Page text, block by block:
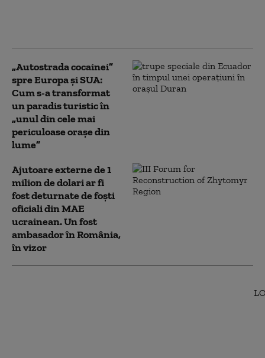
„Autostrada cocainei”
spre Europa și SUA:
Cum s-a transformat
un paradis turistic în
„unul din cele mai
periculoase orașe din
lume”
Ajutoare externe de 1
milion de dolari ar fi
fost deturnate de foști
oficiali din MAE
ucrainean. Un fost
ambasador în România,
în vizor